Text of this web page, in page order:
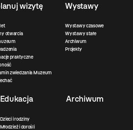
wizytę
otwarcia
praktyczne
zwiedzania Muzeum
Wystawy
Wystawy czasowe
Wystawy stałe
Archiwum
Projekty
Edukacja
Dzieci i rodziny
Młodzież i dorośli
Archiwum